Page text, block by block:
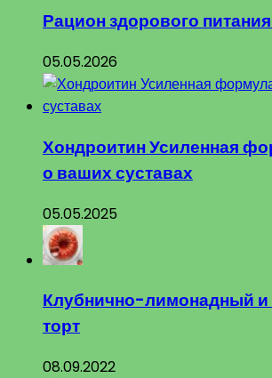
Рацион здорового
05.05.2026
Хондроитин Усиленная
о ваших суставах
05.05.2025
Клубнично-лимонадный
торт
08.09.2022